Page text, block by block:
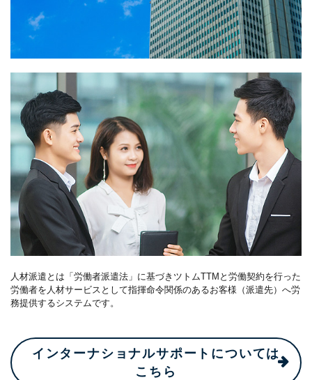
人材派遣とは「労働者派遣法」に基づきツトムTTMと労働契約を行った
労働者を人材サービスとして指揮命令関係のあるお客様（派遣先）へ労
務提供するシステムです。
インターナショナルサポートについては
こちら